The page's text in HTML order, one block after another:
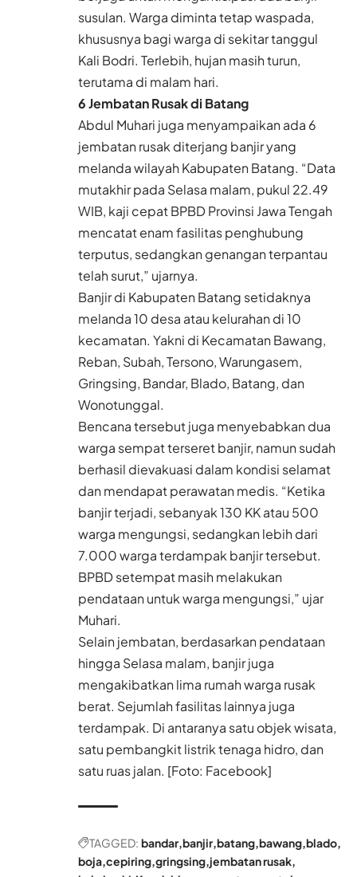
susulan. Warga diminta tetap waspada,
khususnya bagi warga di sekitar tanggul
Kali Bodri. Terlebih, hujan masih turun,
terutama di malam hari.
6 Jembatan Rusak di Batang
Abdul Muhari juga menyampaikan ada 6
jembatan rusak diterjang banjir yang
melanda wilayah Kabupaten Batang. “Data
mutakhir pada Selasa malam, pukul 22.49
WIB, kaji cepat BPBD Provinsi Jawa Tengah
mencatat enam fasilitas penghubung
terputus, sedangkan genangan terpantau
telah surut,” ujarnya.
Banjir di Kabupaten Batang setidaknya
melanda 10 desa atau kelurahan di 10
kecamatan. Yakni di Kecamatan Bawang,
Reban, Subah, Tersono, Warungasem,
Gringsing, Bandar, Blado, Batang, dan
Wonotunggal.
Bencana tersebut juga menyebabkan dua
warga sempat terseret banjir, namun sudah
berhasil dievakuasi dalam kondisi selamat
dan mendapat perawatan medis. “Ketika
banjir terjadi, sebanyak 130 KK atau 500
warga mengungsi, sedangkan lebih dari
7.000 warga terdampak banjir tersebut.
BPBD setempat masih melakukan
pendataan untuk warga mengungsi,” ujar
Muhari.
Selain jembatan, berdasarkan pendataan
hingga Selasa malam, banjir juga
mengakibatkan lima rumah warga rusak
berat. Sejumlah fasilitas lainnya juga
terdampak. Di antaranya satu objek wisata,
satu pembangkit listrik tenaga hidro, dan
satu ruas jalan. [Foto: Facebook]
TAGGED: bandar banjir batang bawang blado
boja cepiring gringsing jembatan rusak